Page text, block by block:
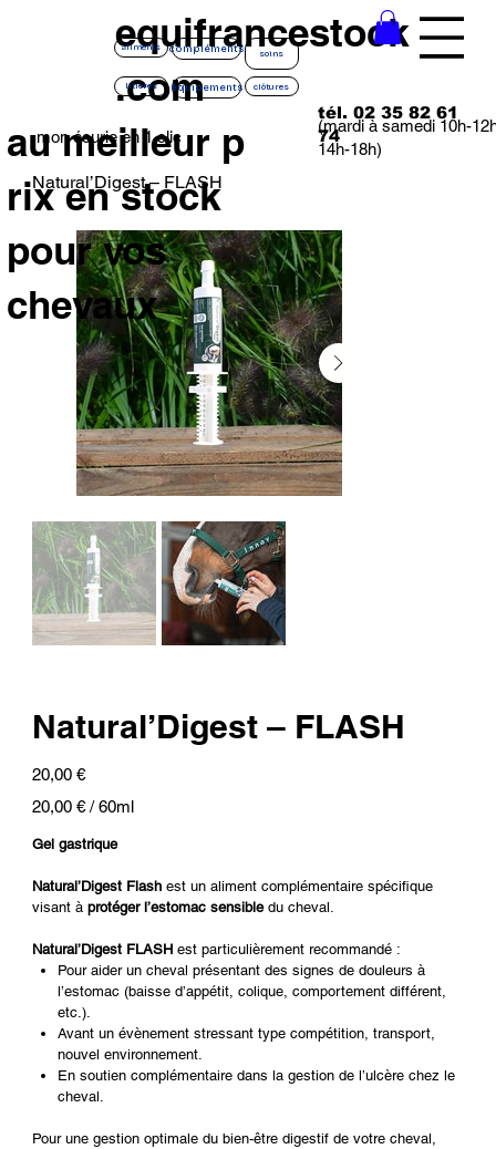
equifrancestock
.com
aliments
litières équipements
mon écurie en 1 clic
compléments
clôtures
soins
au meilleur p
rix en stock
pour vos
chevaux
tél. 02 35 82 61
74
(mardi à samedi 10h-
14h-18h)
Natural’Digest – FLASH
Natural’Digest – FLASH
Prix
20,00 €
20,00 €
par
Millilitres
20,00 € / 60ml
Gel gastrique
Natural’Digest Flashest un aliment complémentaire spécifique
visant àprotéger l’estomac sensibledu cheval.
Natural’Digest FLASHest particulièrement recommandé :
Pour aider un cheval présentant des signes de douleurs à
l’estomac (baisse d’appétit, colique, comportement différent,
etc.).
Avant un évènement stressant type compétition, transport,
nouvel environnement.
En soutien complémentaire dans la gestion de l’ulcère chez le
cheval.
Pour une gestion optimale du bien-être digestif de votre cheval,